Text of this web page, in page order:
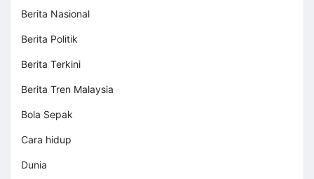
Berita Nasional
Berita Politik
Berita Terkini
Berita Tren Malaysia
Bola Sepak
Cara hidup
Dunia